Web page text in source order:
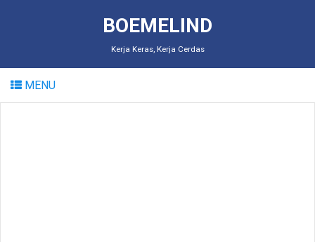
BOEMELIND
Kerja Keras, Kerja Cerdas
MENU